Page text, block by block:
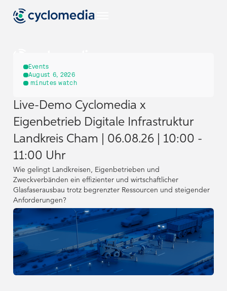
Ressourcen
Alle
Ressourcen
ansehen
Case Studies
Webinare &
Street Smart
Unternehmen
Unternehmensinformationen
ansehen
Kontakt
US
NL
DE
FR
PL
Alle Branchen
ansehen
Bau- &
Ingenieurwesen
Städte &
Verwaltungen
Anwendungsfälle
Alle
Anwendungsfälle
ansehen
Produkte &
Technologien
&
Technologien
ansehen
Daten
Events
August 6, 2026
minutes watch
Live-Demo Cyclomedia x
Eigenbetrieb Digitale Infrastruktur
Landkreis Cham | 06.08.26 | 10:00 -
11:00 Uhr
Wie gelingt Landkreisen, Eigenbetrieben und
Zweckverbänden ein effizienter und wirtschaftlicher
Glasfaserausbau trotz begrenzter Ressourcen und steigender
Anforderungen?
Ressourcen
Alle
Ressourcen
ansehen
Street Smart
Unternehmen
Unsere
DE
EU
US
NL
DE
Branchen
Alle Branchen
ansehen
Bau- &
Anwendungsfälle
Alle
ansehen
Produkte &
Technologien
Alle Produkte
&
Technologien
ansehen
Ressourcen
Alle
Ressourcen
ansehen
Street Smart
Unternehmen
Unsere
DE
EU
US
NL
DE
Branchen
Alle Branchen
ansehen
Bau- &
Anwendungsfälle
Alle
ansehen
Produkte &
Technologien
Alle Produkte
&
Technologien
ansehen